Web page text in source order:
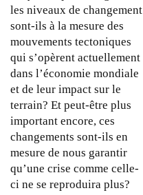
e
-
t
-
i
l
d
a
n
s
l
a
les niveaux de changement
sont-ils à la mesure des
mouvements tectoniques
qui s’opèrent actuellement
dans l’économie mondiale
et de leur impact sur le
terrain? Et peut-être plus
important encore, ces
changements sont-ils en
mesure de nous garantir
qu’une crise comme celle-
ci ne se reproduira plus?